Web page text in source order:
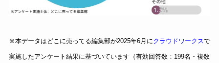
※本データはどこに売ってる編集部が2025年6月にクラウドワークスで
実施したアンケート結果に基づいています（有効回答数：199名・複数